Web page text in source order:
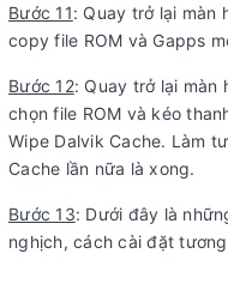
Bước 11: Quay trở lại màn
copy file ROM và Gapps
Bước 12: Quay trở lại màn
chọn file ROM và kéo
Wipe Dalvik Cache. Làm
Cache lần nữa là xong.
Bước 13: Dưới đây là
nghịch, cách cài đặt